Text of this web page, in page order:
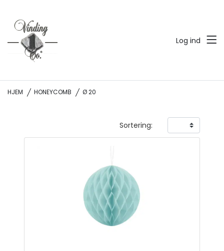
Log ind
HJEM HONEYCOMB Ø 20
Sortering: